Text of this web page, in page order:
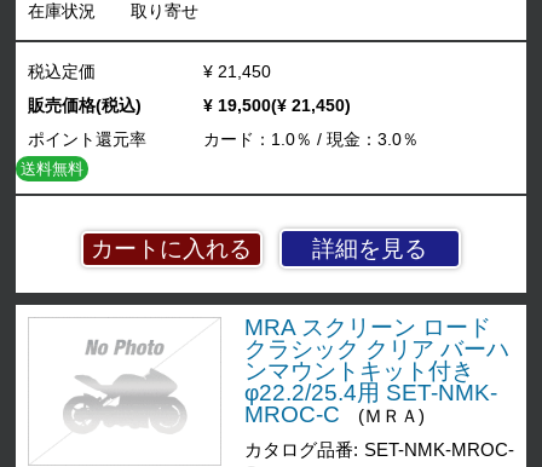
在庫状況 取り寄せ
詳細を見る
税込定価
¥ 21,450
販売価格(税込)
¥ 19,500(¥ 21,450)
ポイント還元率
カード：1.0％ / 現金：3.0％
送料無料
MRA スクリーン ロード
クラシック クリア バーハ
ンマウントキット付き
φ22.2/25.4用 SET-NMK-
MROC-C
(ＭＲＡ)
カタログ品番: SET-NMK-MROC-